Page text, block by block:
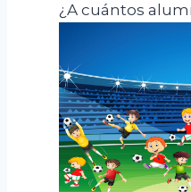
¿A cuántos